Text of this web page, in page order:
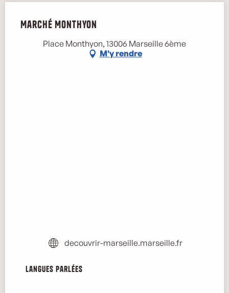
Marché Monthyon
Place Monthyon, 13006 Marseille 6ème
M'y rendre
decouvrir-marseille.marseille.fr
Langues parlées
Langues parlées